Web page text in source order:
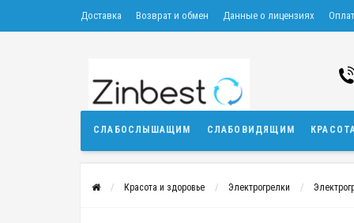
Доставка Возврат и обмен Данные о лицензиях
СЛАБОСЛЫШАЩИМ СЛАБОВИДЯЩИМ
Красота и здоровье Электрогрелки